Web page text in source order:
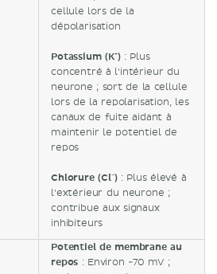
cellule lors de la
dépolarisation
Potassium (K⁺): Plus
concentré à l'intérieur du
neurone ; sort de la cellule
lors de la repolarisation, les
canaux de fuite aidant à
maintenir le potentiel de
repos
Chlorure (Cl⁻): Plus élevé à
l'extérieur du neurone ;
contribue aux signaux
inhibiteurs
Potentiel de membrane au
repos : Environ -70 mV ;